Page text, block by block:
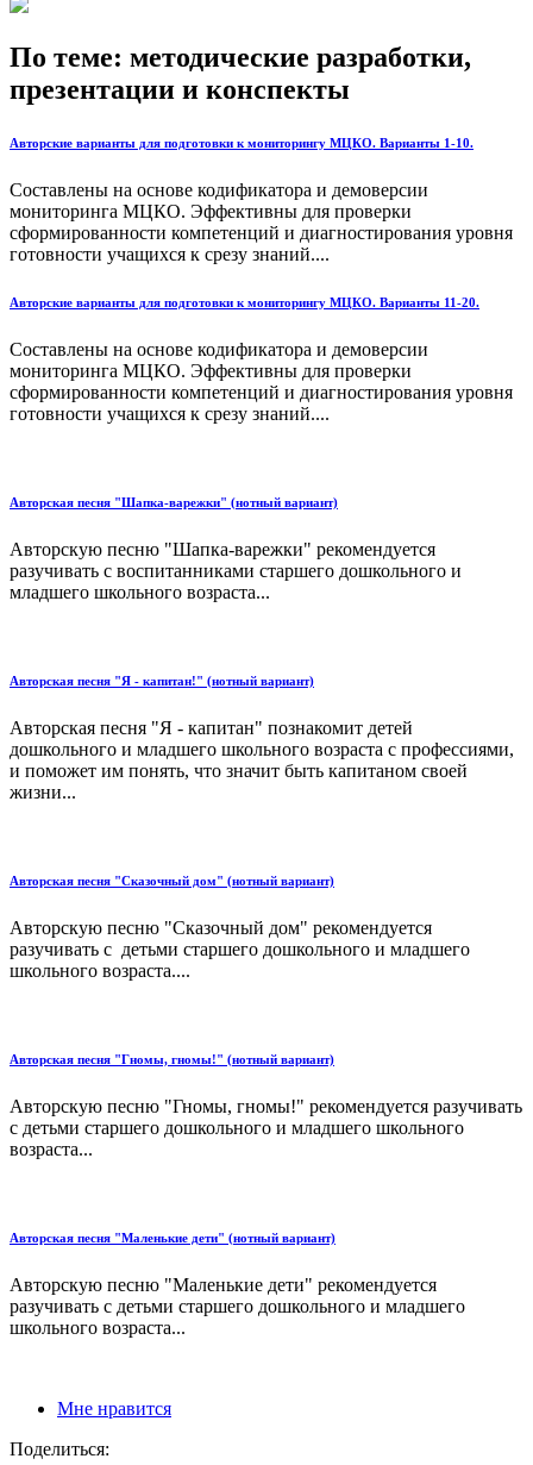
По теме: методические разработки,
презентации и конспекты
Авторские варианты для подготовки к мониторингу МЦКО. Варианты 1-10.
Составлены на основе кодификатора и демоверсии
мониторинга МЦКО. Эффективны для проверки
сформированности компетенций и диагностирования уровня
готовности учащихся к срезу знаний....
Авторские варианты для подготовки к мониторингу МЦКО. Варианты 11-20.
Составлены на основе кодификатора и демоверсии
мониторинга МЦКО. Эффективны для проверки
сформированности компетенций и диагностирования уровня
готовности учащихся к срезу знаний....
Авторская песня "Шапка-варежки" (нотный вариант)
Авторскую песню "Шапка-варежки" рекомендуется
разучивать с воспитанниками старшего дошкольного и
младшего школьного возраста...
Авторская песня "Я - капитан!" (нотный вариант)
Авторская песня "Я - капитан" познакомит детей
дошкольного и младшего школьного возраста с профессиями,
и поможет им понять, что значит быть капитаном своей
жизни...
Авторская песня "Сказочный дом" (нотный вариант)
Авторскую песню "Сказочный дом" рекомендуется
разучивать с детьми старшего дошкольного и младшего
школьного возраста....
Авторская песня "Гномы, гномы!" (нотный вариант)
Авторскую песню "Гномы, гномы!" рекомендуется разучивать
с детьми старшего дошкольного и младшего школьного
возраста...
Авторская песня "Маленькие дети" (нотный вариант)
Авторскую песню "Маленькие дети" рекомендуется
разучивать с детьми старшего дошкольного и младшего
школьного возраста...
Мне нравится
Поделиться: